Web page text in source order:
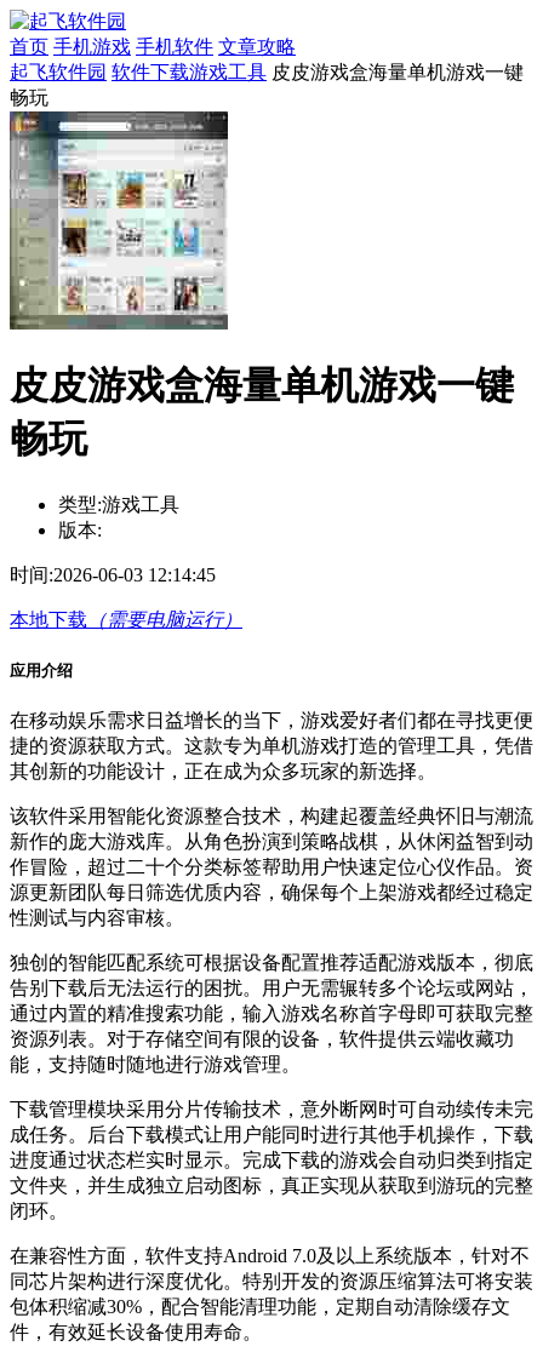
首页 手机游戏 手机软件 文章攻略
起飞软件园 软件下载游戏工具 皮皮游戏盒海量单机游戏一键
畅玩
皮皮游戏盒海量单机游戏一键
畅玩
类型:游戏工具
版本:
时间:2026-06-03 12:14:45
本地下载 （需要电脑运行）
应用介绍
在移动娱乐需求日益增长的当下，游戏爱好者们都在寻找更便
捷的资源获取方式。这款专为单机游戏打造的管理工具，凭借
其创新的功能设计，正在成为众多玩家的新选择。
该软件采用智能化资源整合技术，构建起覆盖经典怀旧与潮流
新作的庞大游戏库。从角色扮演到策略战棋，从休闲益智到动
作冒险，超过二十个分类标签帮助用户快速定位心仪作品。资
源更新团队每日筛选优质内容，确保每个上架游戏都经过稳定
性测试与内容审核。
独创的智能匹配系统可根据设备配置推荐适配游戏版本，彻底
告别下载后无法运行的困扰。用户无需辗转多个论坛或网站，
通过内置的精准搜索功能，输入游戏名称首字母即可获取完整
资源列表。对于存储空间有限的设备，软件提供云端收藏功
能，支持随时随地进行游戏管理。
下载管理模块采用分片传输技术，意外断网时可自动续传未完
成任务。后台下载模式让用户能同时进行其他手机操作，下载
进度通过状态栏实时显示。完成下载的游戏会自动归类到指定
文件夹，并生成独立启动图标，真正实现从获取到游玩的完整
闭环。
在兼容性方面，软件支持Android 7.0及以上系统版本，针对不
同芯片架构进行深度优化。特别开发的资源压缩算法可将安装
包体积缩减30%，配合智能清理功能，定期自动清除缓存文
件，有效延长设备使用寿命。